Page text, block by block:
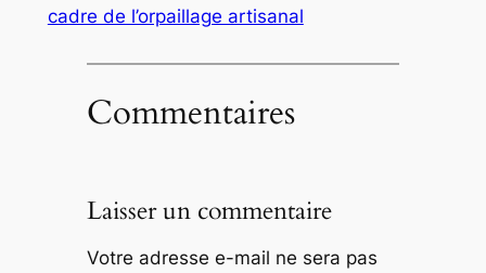
cadre de l’orpaillage artisanal
Commentaires
Laisser un commentaire
Votre adresse e-mail ne sera pas